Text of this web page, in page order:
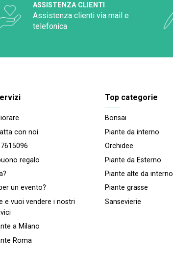
ASSISTENZA CLIENTI
Assistenza clienti via mail e
telefonica
con noi
regalo
un evento?
e vuoi vendere i nostri
a Milano
Roma
Top categorie
Bonsai
Piante da interno
Orchidee
Piante da Esterno
Piante alte da interno
Piante grasse
Sansevierie